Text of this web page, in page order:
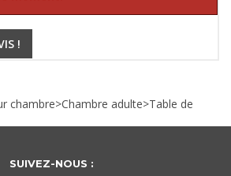
!
chambre>Chambre adulte>Table de
SUIVEZ-NOUS :